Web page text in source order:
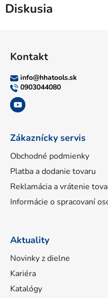
Diskusia
Kontakt
info@hhatools.sk
0903044080
Zákaznícky servis
Obchodné podmienky
Platba a dodanie tovaru
Reklamácia a vrátenie
Informácie o spracovaní
Aktuality
Novinky z dielne
Kariéra
Katalógy